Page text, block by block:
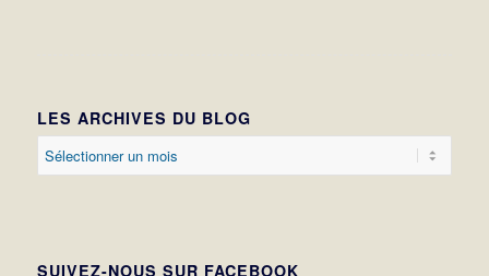
LES ARCHIVES DU BLOG
SUIVEZ-NOUS SUR FACEBOOK